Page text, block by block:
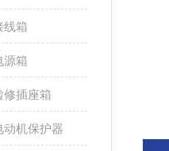
线箱
源箱
修插座箱
动机保护器